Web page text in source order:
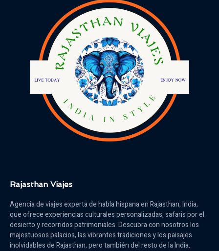
Rajasthan Viajes
Agencia de viajes experta de habla hispana en Rajasthan, India,
que ofrece experiencias culturales personalizadas, safaris por el
desierto y recorridos patrimoniales. Descubra con nosotros los
majestuosos palacios, las vibrantes tradiciones y los paisajes
inolvidables de Rajasthan, pero también del resto de la India.